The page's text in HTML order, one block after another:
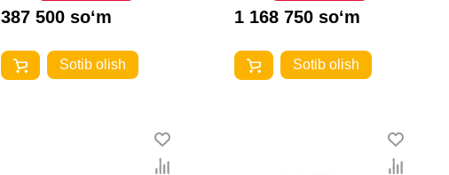
387 500 so‘m
Sotib olish
1 168 750 so‘m
Sotib olish